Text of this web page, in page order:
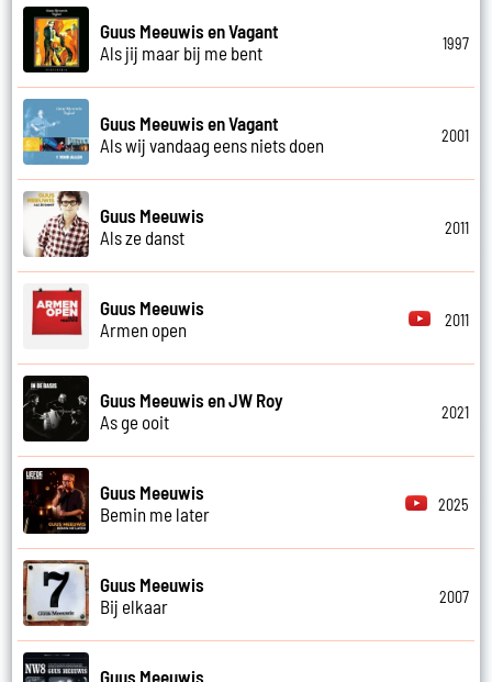
Guus Meeuwis en Vagant
Als jij maar bij me bent
1997
Guus Meeuwis en Vagant
Als wij vandaag eens niets doen
2001
Guus Meeuwis
Als ze danst
2011
Guus Meeuwis
Armen open
2011
Guus Meeuwis en JW Roy
As ge ooit
2021
Guus Meeuwis
Bemin me later
2025
Guus Meeuwis
Bij elkaar
2007
Guus Meeuwis